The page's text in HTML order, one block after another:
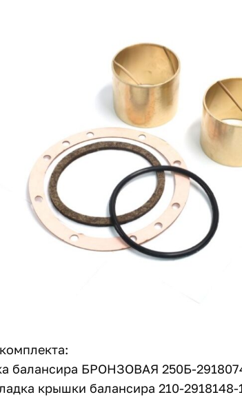
балансира БРОНЗОВАЯ 250Б-
крышки балансира 210-2918148-